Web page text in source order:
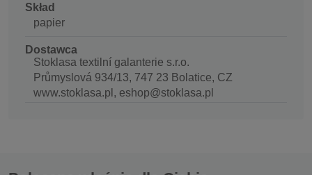
Skład
papier
Dostawca
Stoklasa textilní galanterie s.r.o.
Průmyslová 934/13, 747 23 Bolatice, CZ
www.stoklasa.pl, eshop@stoklasa.pl